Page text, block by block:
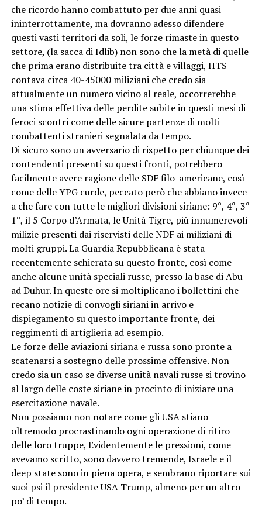
che ricordo hanno combattuto per due anni quasi
ininterrottamente, ma dovranno adesso difendere
questi vasti territori da soli, le forze rimaste in questo
settore, (la sacca di Idlib) non sono che la metà di quelle
che prima erano distribuite tra città e villaggi, HTS
contava circa 40-45000 miliziani che credo sia
attualmente un numero vicino al reale, occorrerebbe
una stima effettiva delle perdite subite in questi mesi di
feroci scontri come delle sicure partenze di molti
combattenti stranieri segnalata da tempo.
Di sicuro sono un avversario di rispetto per chiunque dei
contendenti presenti su questi fronti, potrebbero
facilmente avere ragione delle SDF filo-americane, così
come delle YPG curde, peccato però che abbiano invece
a che fare con tutte le migliori divisioni siriane: 9°, 4°, 3°
1°, il 5 Corpo d’Armata, le Unità Tigre, più innumerevoli
milizie presenti dai riservisti delle NDF ai miliziani di
molti gruppi. La Guardia Repubblicana è stata
recentemente schierata su questo fronte, così come
anche alcune unità speciali russe, presso la base di Abu
ad Duhur. In queste ore si moltiplicano i bollettini che
recano notizie di convogli siriani in arrivo e
dispiegamento su questo importante fronte, dei
reggimenti di artiglieria ad esempio.
Le forze delle aviazioni siriana e russa sono pronte a
scatenarsi a sostegno delle prossime offensive. Non
credo sia un caso se diverse unità navali russe si trovino
al largo delle coste siriane in procinto di iniziare una
esercitazione navale.
Non possiamo non notare come gli USA stiano
oltremodo procrastinando ogni operazione di ritiro
delle loro truppe, Evidentemente le pressioni, come
avevamo scritto, sono davvero tremende, Israele e il
deep state sono in piena opera, e sembrano riportare sui
suoi psi il presidente USA Trump, almeno per un altro
po’ di tempo.